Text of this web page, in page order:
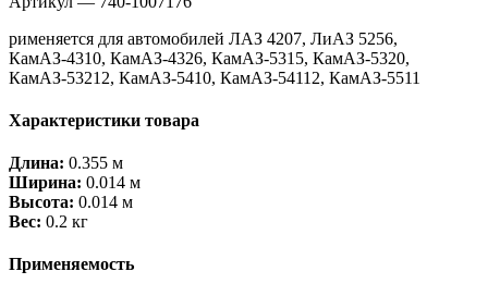
рименяется для автомобилей ЛАЗ 4207, ЛиАЗ 5256,
КамАЗ-4310, КамАЗ-4326, КамАЗ-5315, КамАЗ-5320,
КамАЗ-53212, КамАЗ-5410, КамАЗ-54112, КамАЗ-5511
Характеристики товара
Длина: 0.355 м
Ширина: 0.014 м
Высота: 0.014 м
Вес: 0.2 кг
Применяемость